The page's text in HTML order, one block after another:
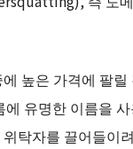
높은 가격에 팔릴
유명한 이름을
탁자를 끌어들이